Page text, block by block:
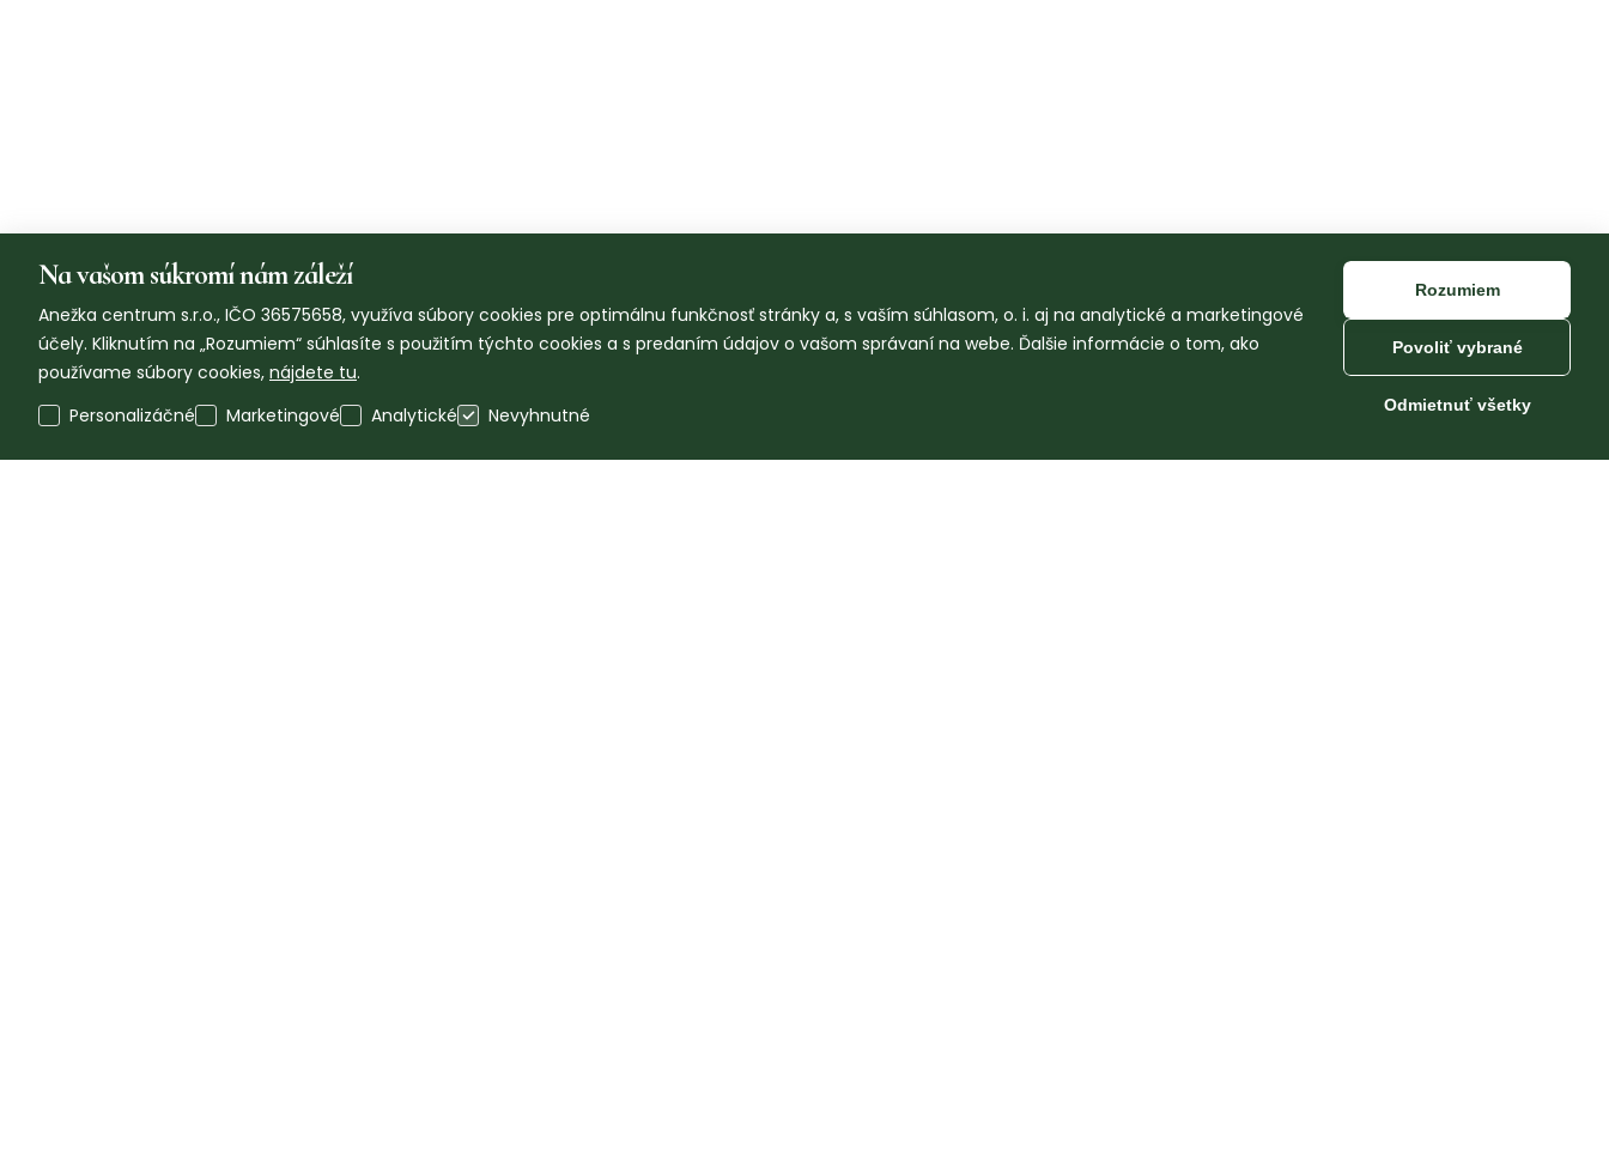
Na vašom súkromí nám záleží
Anežka centrum s.r.o., IČO 36575658, využíva súbory cookies pre optimálnu funkčnosť stránky a, s vaším súhlasom, o. i. aj na analytické a marketingové
účely. Kliknutím na „Rozumiem“ súhlasíte s použitím týchto cookies a s predaním údajov o vašom správaní na webe. Ďalšie informácie o tom, ako
používame súbory cookies, nájdete tu.
Personalizáčné
Marketingové Analytické Nevyhnutné
Rozumiem
Povoliť vybrané
Odmietnuť všetky